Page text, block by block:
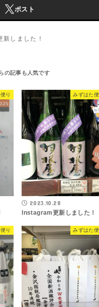
ポスト
しました！
り みずはた便
2023.10.28
Instagram更新しました！
り みずはた便